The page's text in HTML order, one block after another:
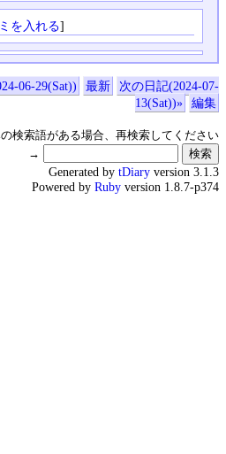
を入れる]
06-29(Sat)) 最新
次の日記(2024-07-
13(Sat))»
編集
検索語がある場合、再検索してください
→
Generated by tDiary version 3.1.3
Powered by Ruby version 1.8.7-p374